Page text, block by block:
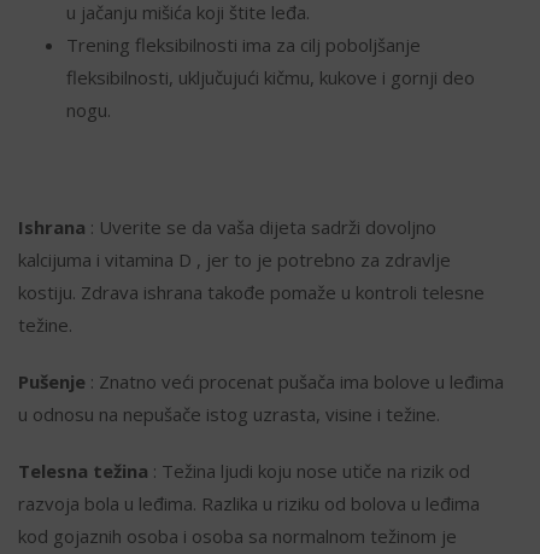
u jačanju mišića koji štite leđa.
Trening fleksibilnosti ima za cilj poboljšanje
fleksibilnosti, uključujući kičmu, kukove i gornji deo
nogu.
Ishrana : Uverite se da vaša dijeta sadrži dovoljno
kalcijuma i vitamina D , jer to je potrebno za zdravlje
kostiju. Zdrava ishrana takođe pomaže u kontroli telesne
težine.
Pušenje : Znatno veći procenat pušača ima bolove u leđima
u odnosu na nepušače istog uzrasta, visine i težine.
Telesna težina : Težina ljudi koju nose utiče na rizik od
razvoja bola u leđima. Razlika u riziku od bolova u leđima
kod gojaznih osoba i osoba sa normalnom težinom je